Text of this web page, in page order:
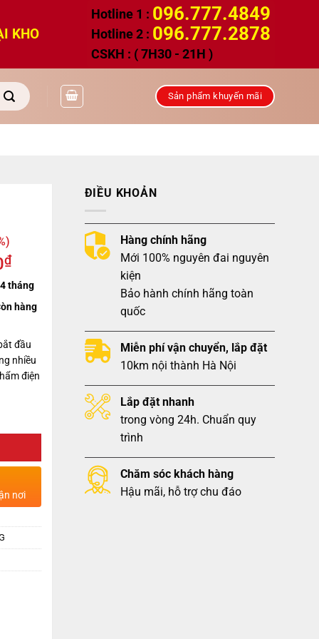
KHO
Hotline 1 : 096.777.4849
Hotline 2 : 096.777.2878
CSKH : ( 7H30 - 21H )
Sản phẩm khuyến mãi
₫
tháng
hàng
đầu
nhiều
điện
nơi
ĐIỀU KHOẢN
Hàng chính hãng
Mới 100% nguyên đai nguyên
kiện
Bảo hành chính hãng toàn
quốc
Miễn phí vận chuyển, lắp đặt
10km nội thành Hà Nội
Lắp đặt nhanh
trong vòng 24h. Chuẩn quy
trình
Chăm sóc khách hàng
Hậu mãi, hỗ trợ chu đáo